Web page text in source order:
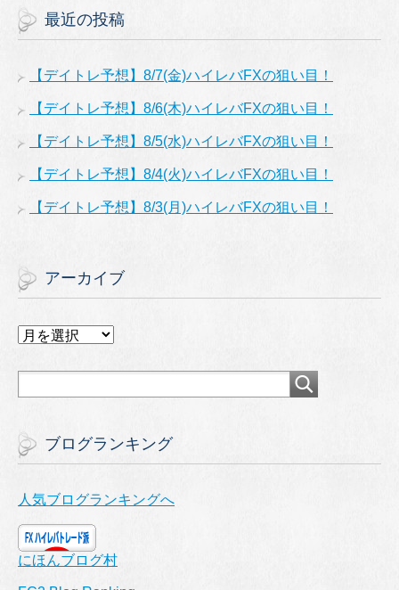
最近の投稿
【デイトレ予想】8/7(金)ハイレバFXの狙い目！
【デイトレ予想】8/6(木)ハイレバFXの狙い目！
【デイトレ予想】8/5(水)ハイレバFXの狙い目！
【デイトレ予想】8/4(火)ハイレバFXの狙い目！
【デイトレ予想】8/3(月)ハイレバFXの狙い目！
アーカイブ
ア
カ
ブログランキング
人気ブログランキングへ
にほんブログ村